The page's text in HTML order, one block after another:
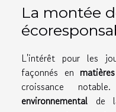
La montée
L'intérêt pour les
façonnés en
croissance
environnemental de